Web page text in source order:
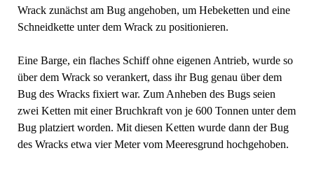
Wrack zunächst am Bug angehoben, um Hebeketten und eine
Schneidkette unter dem Wrack zu positionieren.
Eine Barge, ein flaches Schiff ohne eigenen Antrieb, wurde so
über dem Wrack so verankert, dass ihr Bug genau über dem
Bug des Wracks fixiert war. Zum Anheben des Bugs seien
zwei Ketten mit einer Bruchkraft von je 600 Tonnen unter dem
Bug platziert worden. Mit diesen Ketten wurde dann der Bug
des Wracks etwa vier Meter vom Meeresgrund hochgehoben.